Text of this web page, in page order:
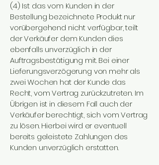
(4) Ist das vom Kunden in der
Bestellung bezeichnete Produkt nur
vorübergehend nicht verfügbar, teilt
der Verkäufer dem Kunden dies
ebenfalls unverzüglich in der
Auftragsbestätigung mit. Bei einer
Lieferungsverzögerung von mehr als
zwei Wochen hat der Kunde das
Recht, vom Vertrag zurückzutreten. Im
Übrigen ist in diesem Fall auch der
Verkäufer berechtigt, sich vom Vertrag
zu lösen. Hierbei wird er eventuell
bereits geleistete Zahlungen des
Kunden unverzüglich erstatten.